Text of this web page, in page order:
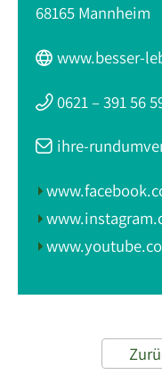
68165 Mannheim
www.besser-
0621 – 391 56
ihre-